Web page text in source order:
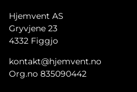
Hjemvent AS
Gryvjene 23
4332 Figgjo
kontakt@hjemvent.no
Org.no 835090442